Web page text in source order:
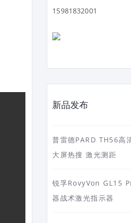
15981832001
新品发布
普雷德PARD TH56高
大屏热搜 激光测距
锐孚RovyVon GL15
器战术激光指示器